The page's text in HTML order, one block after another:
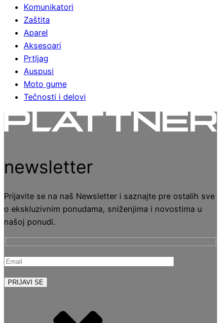
Komunikatori
Zaštita
Aparel
Aksesoari
Prtljag
Auspusi
Moto gume
Tečnosti i delovi
newsletter
Prijavite se na naš Newsletter i saznajte pre ostalih sve
o ekskluzivnim ponudama, sniženjima i novostima u
našoj ponudi.